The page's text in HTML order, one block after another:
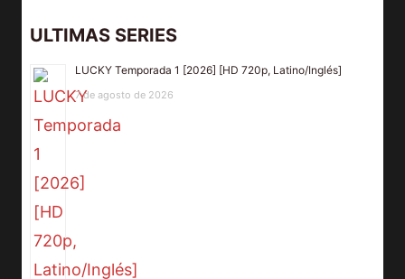
ULTIMAS SERIES
LUCKY Temporada 1 [2026] [HD 720p, Latino/Inglés]
7 de agosto de 2026